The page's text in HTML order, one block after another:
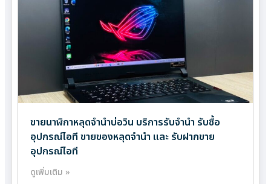
ขายนาฬิกาหลุดจำนำบ่อวิน บริการรับจำนำ รับซื้อ
อุปกรณ์ไอที ขายของหลุดจำนำ และ รับฝากขาย
อุปกรณ์ไอที
ดูเพิ่มเติม »